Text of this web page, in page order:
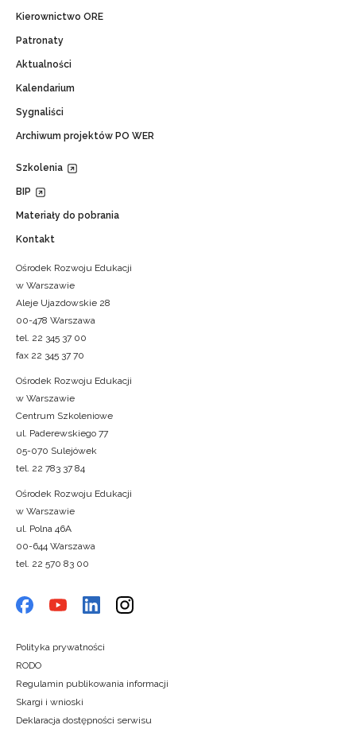
Kierownictwo ORE
Patronaty
Aktualności
Kalendarium
Sygnaliści
Archiwum projektów PO WER
Szkolenia
BIP
Materiały do pobrania
Kontakt
Ośrodek Rozwoju Edukacji
w Warszawie
Aleje Ujazdowskie 28
00-478 Warszawa
tel. 22 345 37 00
fax 22 345 37 70
Ośrodek Rozwoju Edukacji
w Warszawie
Centrum Szkoleniowe
ul. Paderewskiego 77
05-070 Sulejówek
tel. 22 783 37 84
Ośrodek Rozwoju Edukacji
w Warszawie
ul. Polna 46A
00-644 Warszawa
tel. 22 570 83 00
Polityka prywatności
RODO
Regulamin publikowania informacji
Skargi i wnioski
Deklaracja dostępności serwisu